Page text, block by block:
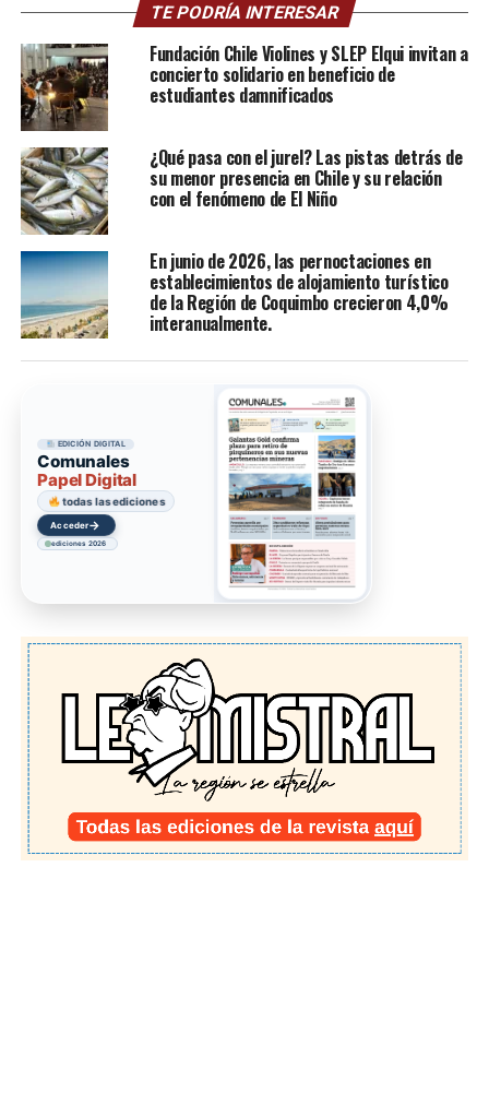
TE PODRÍA INTERESAR
Fundación Chile Violines y SLEP Elqui invitan a
concierto solidario en beneficio de
estudiantes damnificados
¿Qué pasa con el jurel? Las pistas detrás de
su menor presencia en Chile y su relación
con el fenómeno de El Niño
En junio de 2026, las pernoctaciones en
establecimientos de alojamiento turístico
de la Región de Coquimbo crecieron 4,0%
interanualmente.
EDICIÓN DIGITAL
Comunales
Papel Digital
todas las ediciones
Acceder→
ediciones 2026